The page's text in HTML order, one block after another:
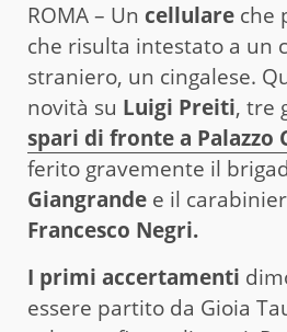
ROMA – Un cellulare che
che risulta intestato a un
straniero, un cingalese.
novità su Luigi Preiti, tre
spari di fronte a Palazzo
ferito gravemente il
Giangrande e il
Francesco Negri.
I primi accertamenti
essere partito da Gioia